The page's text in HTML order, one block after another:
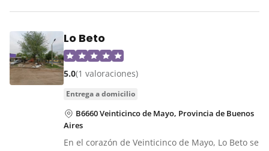
Lo Beto
5.0(1 valoraciones)
entrega a domicilio
B6660 Veinticinco de Mayo, Provincia de Buenos
Aires
En el corazón de Veinticinco de Mayo, Lo Beto se